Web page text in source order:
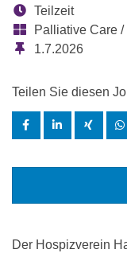
Teilzeit
Palliative Care /
1.7.2026
Teilen Sie diesen
Der Hospizverein